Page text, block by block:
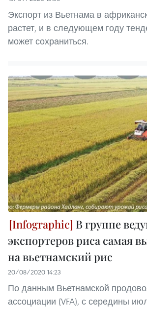
Экспорт из Вьетнама в
растет, и в следующем году
может сохраниться.
В группе
экспортеров риса самая
на вьетнамский рис
20/08/2020 14:23
По данным Вьетнамской
ассоциации (VFA), с середины